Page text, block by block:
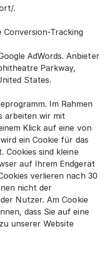
.
Conversion-Tracking
AdWords. Anbieter
Parkway,
States.
Im Rahmen
arbeiten wir mit
Klick auf eine von
ein Cookie für das
Cookies sind kleine
auf Ihrem Endgerät
verlieren nach 30
nicht der
Nutzer. Am Cookie
dass Sie auf eine
unserer Website